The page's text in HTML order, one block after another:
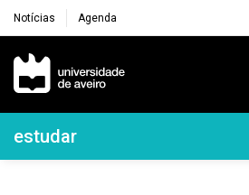
Notícias Agenda
Navegação Principal
Navegação Lateral
estudar